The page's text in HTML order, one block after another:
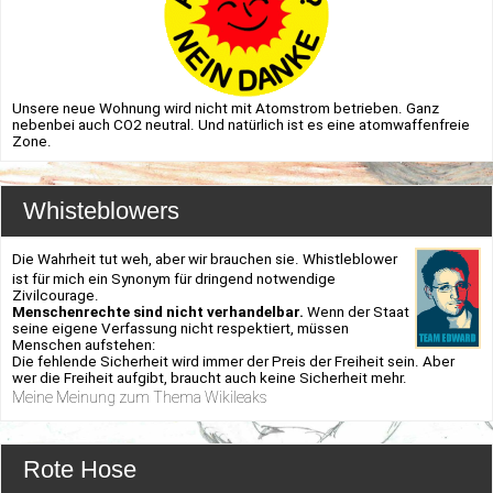
Unsere neue Wohnung wird nicht mit Atomstrom betrieben. Ganz
nebenbei auch CO2 neutral. Und natürlich ist es eine atomwaffenfreie
Zone.
Whisteblowers
Die Wahrheit tut weh, aber wir brauchen sie. Whistleblower
ist für mich ein Synonym für dringend notwendige
Zivilcourage.
Menschenrechte sind nicht verhandelbar. Wenn der Staat
seine eigene Verfassung nicht respektiert, müssen
Menschen aufstehen:
Die fehlende Sicherheit wird immer der Preis der Freiheit sein. Aber
wer die Freiheit aufgibt, braucht auch keine Sicherheit mehr.
Meine Meinung zum Thema Wikileaks
Rote Hose